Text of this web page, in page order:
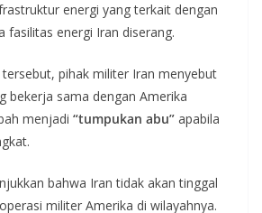
energi yang terkait dengan
fasilitas energi Iran diserang.
pihak militer Iran menyebut
bekerja sama dengan Amerika
menjadi “tumpukan abu” apabila
bahwa Iran tidak akan tinggal
militer Amerika di wilayahnya.